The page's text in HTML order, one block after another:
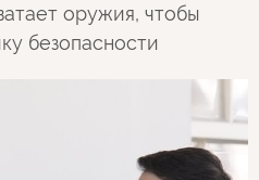
оружия, чтобы
безопасности